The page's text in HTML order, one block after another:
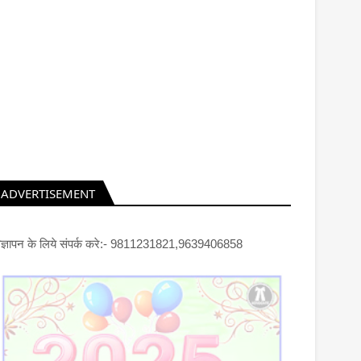
ADVERTISEMENT
के लिये संपर्क करे:- 9811231821,9639406858